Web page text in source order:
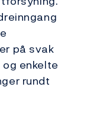
på svak
enkelte
rundt